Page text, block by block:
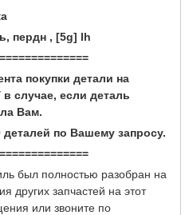
пердн , [5g] lh
покупки детали на
случае, если деталь
Вам.
по Вашему запросу.
был полностью разобран на
других запчастей на этот
или звоните по